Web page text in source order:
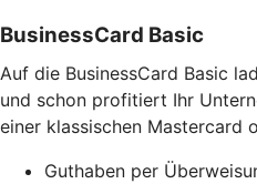
BusinessCard Basic
Auf die BusinessCard Basic
und schon profitiert Ihr
einer klassischen Mastercard
Guthaben per